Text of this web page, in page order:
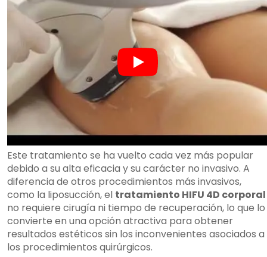
Este tratamiento se ha vuelto cada vez más popular
debido a su alta eficacia y su carácter no invasivo. A
diferencia de otros procedimientos más invasivos,
como la liposucción, el tratamiento HIFU 4D corporal
no requiere cirugía ni tiempo de recuperación, lo que lo
convierte en una opción atractiva para obtener
resultados estéticos sin los inconvenientes asociados a
los procedimientos quirúrgicos.